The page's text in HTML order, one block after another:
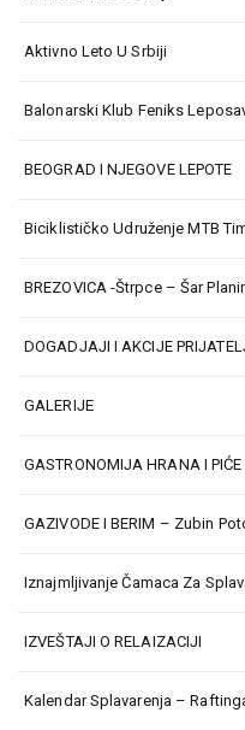
Aktivno Leto U Srbiji
Balonarski Klub Feniks
BEOGRAD I NJEGOVE LEPOTE
Biciklističko Udruženje MTB
BREZOVICA -Štrpce – Šar
DOGADJAJI I AKCIJE
GALERIJE
GASTRONOMIJA HRANA I
GAZIVODE I BERIM – Zubin
Iznajmljivanje Čamaca Za
IZVEŠTAJI O RELAIZACIJI
Kalendar Splavarenja –